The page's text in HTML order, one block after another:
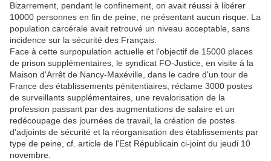
Bizarrement, pendant le confinement, on avait réussi à libérer
10000 personnes en fin de peine, ne présentant aucun risque. La
population carcérale avait retrouvé un niveau acceptable, sans
incidence sur la sécurité des Français.
Face à cette surpopulation actuelle et l'objectif de 15000 places
de prison supplémentaires, le syndicat FO-Justice, en visite à la
Maison d'Arrêt de Nancy-Maxéville, dans le cadre d'un tour de
France des établissements pénitentiaires, réclame 3000 postes
de surveillants supplémentaires, une revalorisation de la
profession passant par des augmentations de salaire et un
redécoupage des journées de travail, la création de postes
d'adjoints de sécurité et la réorganisation des établissements par
type de peine, cf. article de l'Est Républicain ci-joint du jeudi 10
novembre.